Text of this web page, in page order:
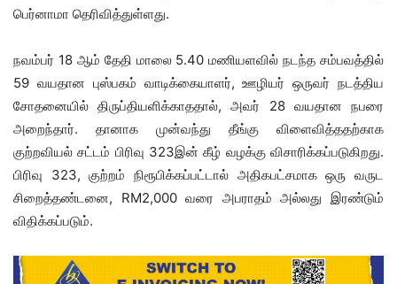
பெர்னாமா தெரிவித்துள்ளது.
நவம்பர் 18 ஆம் தேதி மாலை 5.40 மணியளவில் நடந்த சம்பவத்தில்
59 வயதான புஸ்பகம் வாடிக்கையாளர், ஊழியர் ஒருவர் நடத்திய
சோதனையில் திருப்தியளிக்காததால், அவர் 28 வயதான நபரை
அறைந்தார். தானாக முன்வந்து தீங்கு விளைவித்ததற்காக
குற்றவியல் சட்டம் பிரிவு 323இன் கீழ் வழக்கு விசாரிக்கப்படுகிறது.
பிரிவு 323, குற்றம் நிரூபிக்கப்பட்டால் அதிகபட்சமாக ஒரு வருட
சிறைத்தண்டனை, RM2,000 வரை அபராதம் அல்லது இரண்டும்
விதிக்கப்படும்.